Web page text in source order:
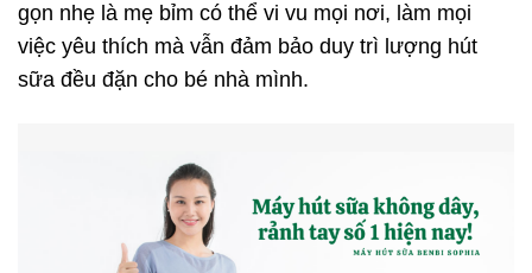
gọn nhẹ là mẹ bỉm có thể vi vu mọi nơi, làm mọi
việc yêu thích mà vẫn đảm bảo duy trì lượng hút
sữa đều đặn cho bé nhà mình.